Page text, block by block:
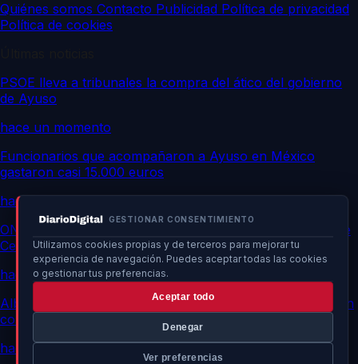
GESTIONAR CONSENTIMIENTO
Utilizamos cookies propias y de terceros para mejorar tu
experiencia de navegación. Puedes aceptar todas las cookies
o gestionar tus preferencias.
Aceptar todo
Denegar
Ver preferencias
Quiénes somos Contacto Publicidad Política de privacidad
Política de cookies
PSOE lleva a tribunales la compra del ático del gobierno
de Ayuso
hace un momento
Funcionarios que acompañaron a Ayuso en México
gastaron casi 15.000 euros
hace un momento
ONG marroquíes informan de 141 muertos en frontera de
Ceuta
hace un momento
Albares afirma que Italia no tiene razones para seguir con
control fronterizo
hace un momento